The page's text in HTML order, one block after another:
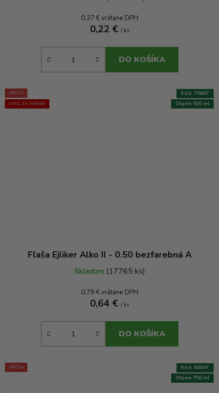
0,27 € vrátane DPH
0,22 € / ks
DO KOŠÍKA
AKCIA
VIAC ZA MENEJ
Fľaša Ejliker Alko II - 0.50 bezfarebná A
Skladom (17765 ks)
0,79 € vrátane DPH
0,64 € / ks
DO KOŠÍKA
Objem 500 ml
Kód: 7966T
AKCIA
Objem 750 ml
Kód: 8484T